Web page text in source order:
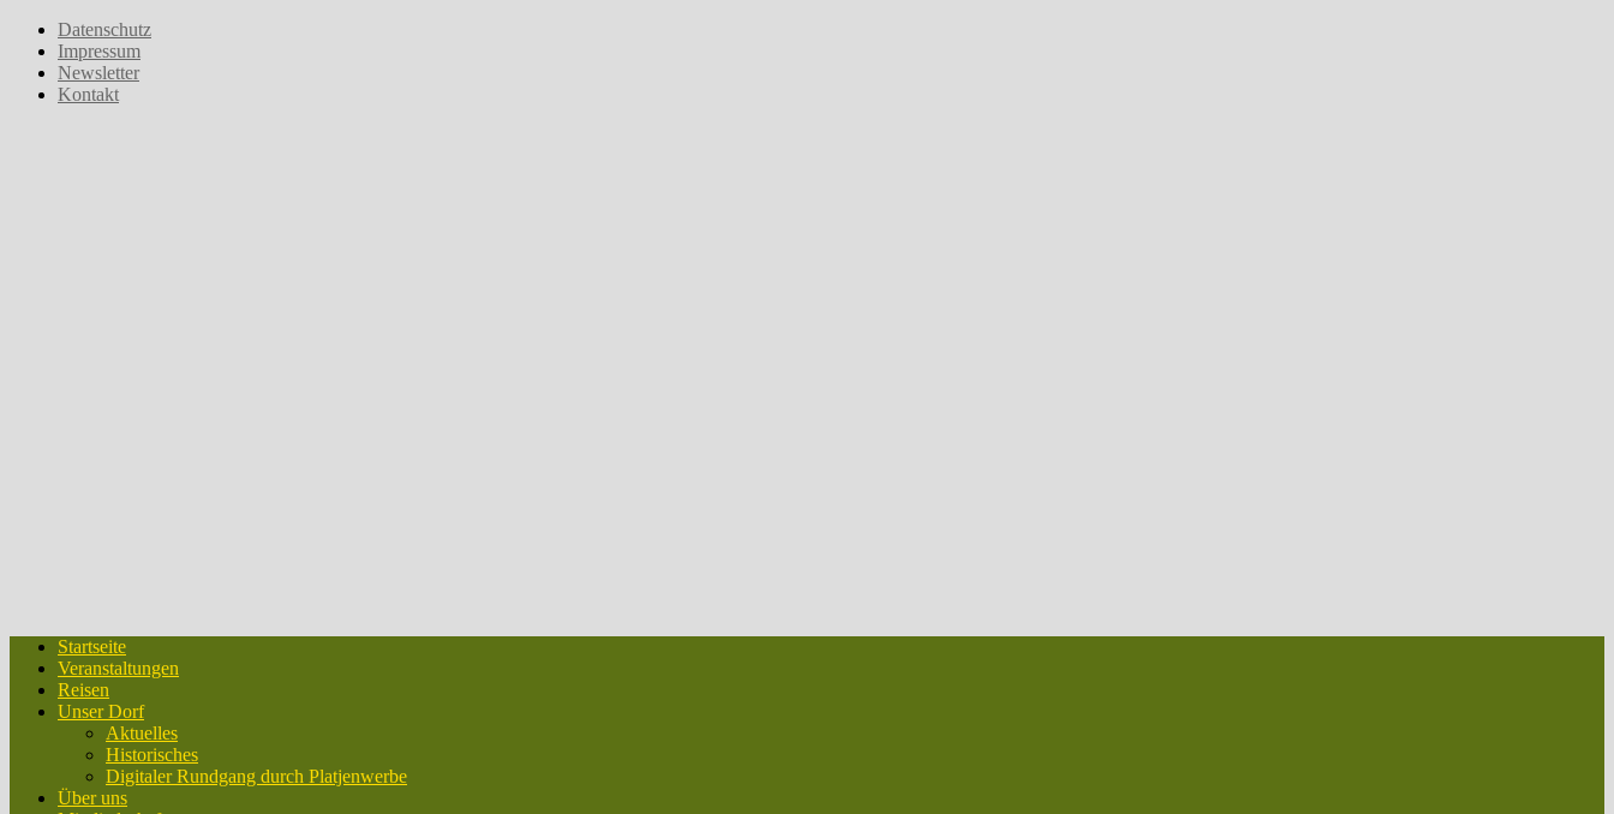
Zum
Inhalt
springen
Datenschutz
Impressum
Newsletter
Kontakt
Startseite
Veranstaltungen
Reisen
Unser Dorf
Aktuelles
Historisches
Digitaler Rundgang durch Platjenwerbe
Über uns